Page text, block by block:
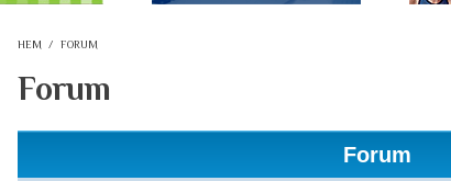
HEM / FORUM
Forum